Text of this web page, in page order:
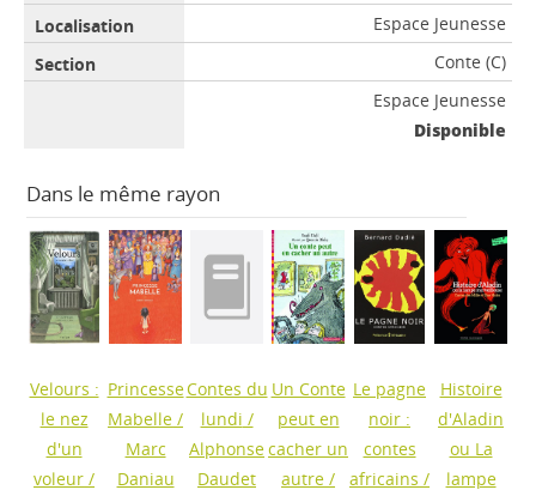
Espace Jeunesse
Conte (C)
Espace Jeunesse
Disponible
Dans le même rayon
Velours :
le nez
d'un
voleur /
Princesse
Mabelle /
Marc
Daniau
Contes du
lundi /
Alphonse
Daudet
Un Conte
peut en
cacher un
autre /
Le pagne
noir :
contes
africains /
Histoire
d'Aladin
ou La
lampe